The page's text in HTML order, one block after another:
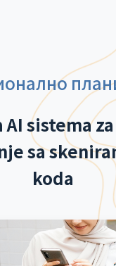
sistema
sa
koda